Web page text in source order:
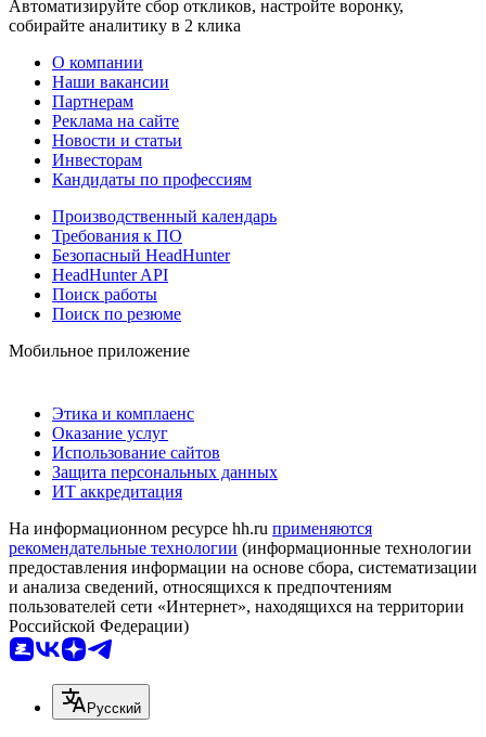
Автоматизируйте сбор откликов, настройте воронку,
собирайте аналитику в 2 клика
О компании
Наши вакансии
Партнерам
Реклама на сайте
Новости и статьи
Инвесторам
Кандидаты по профессиям
Производственный календарь
Требования к ПО
Безопасный HeadHunter
HeadHunter API
Поиск работы
Поиск по резюме
Мобильное приложение
Этика и комплаенс
Оказание услуг
Использование сайтов
Защита персональных данных
ИТ аккредитация
На информационном ресурсе hh.ru применяются
рекомендательные технологии (информационные технологии
предоставления информации на основе сбора, систематизации
и анализа сведений, относящихся к предпочтениям
пользователей сети «Интернет», находящихся на территории
Российской Федерации)
Русский